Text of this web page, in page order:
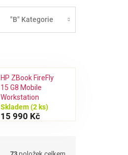
"B" Kategorie
HP ZBook FireFly
15 G8 Mobile
Workstation
Skladem(2 ks)
15 990 Kč